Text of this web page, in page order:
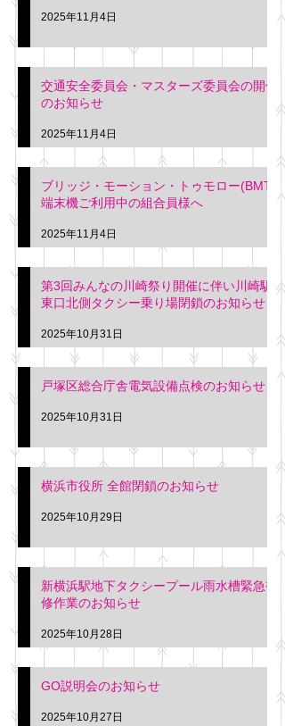
2025年11月4日
交通安全委員会・マスターズ委員会の開催
のお知らせ
2025年11月4日
ブリッジ・モーション・トゥモロー(BMT)
端末機ご利用中の組合員様へ
2025年11月4日
第3回みんなの川崎祭り開催に伴い川崎駅
東口北側タクシー乗り場閉鎖のお知らせ
2025年10月31日
戸塚区総合庁舎電気設備点検のお知らせ
2025年10月31日
横浜市役所 全館閉鎖のお知らせ
2025年10月29日
新横浜駅地下タクシープール雨水槽緊急補
修作業のお知らせ
2025年10月28日
GO説明会のお知らせ
2025年10月27日